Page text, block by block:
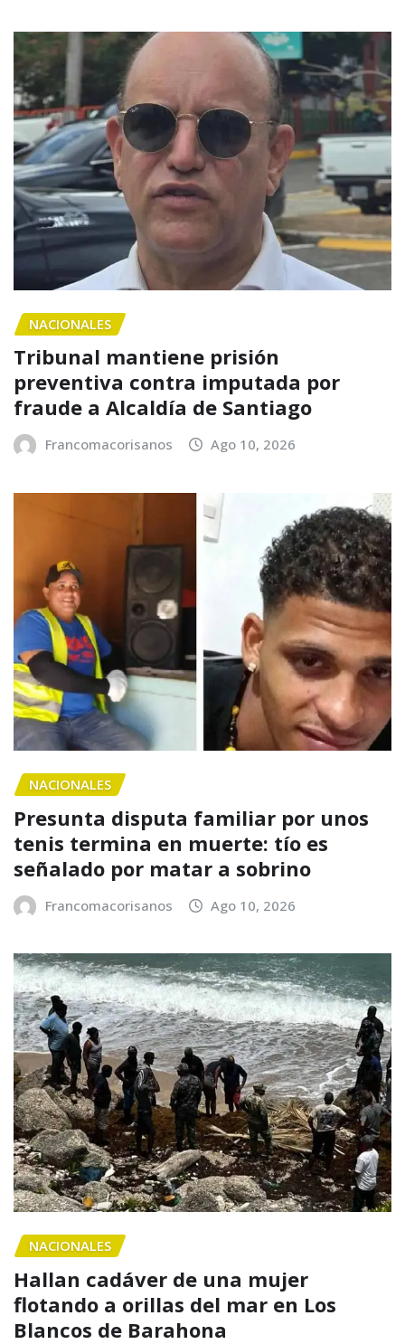
NACIONALES
Tribunal mantiene prisión
preventiva contra imputada por
fraude a Alcaldía de Santiago
Francomacorisanos Ago 10, 2026
NACIONALES
Presunta disputa familiar por unos
tenis termina en muerte: tío es
señalado por matar a sobrino
Francomacorisanos Ago 10, 2026
NACIONALES
Hallan cadáver de una mujer
flotando a orillas del mar en Los
Blancos de Barahona